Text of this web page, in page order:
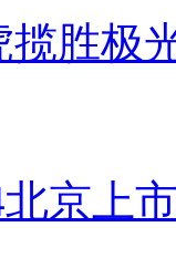
胜极
京上